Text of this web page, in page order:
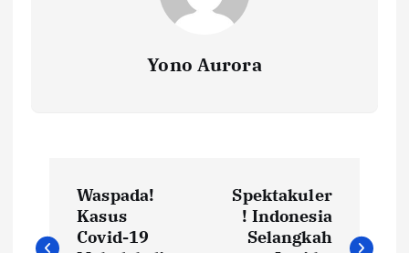
Yono Aurora
a
Waspada!
Kasus
Covid-19
Spektakuler
! Indonesia
Selangkah